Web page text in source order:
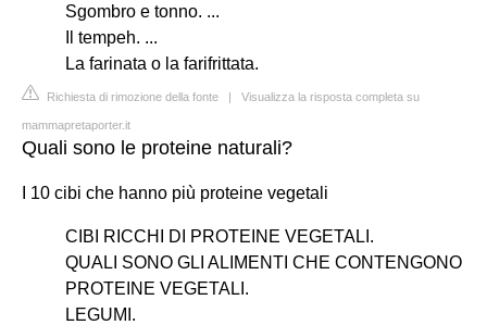
Sgombro e tonno. ...
Il tempeh. ...
La farinata o la farifrittata.
Richiesta di rimozione della fonte | Visualizza la risposta completa su
mammapretaporter.it
Quali sono le proteine naturali?
I 10 cibi che hanno più proteine vegetali
CIBI RICCHI DI PROTEINE VEGETALI.
QUALI SONO GLI ALIMENTI CHE CONTENGONO
PROTEINE VEGETALI.
LEGUMI.